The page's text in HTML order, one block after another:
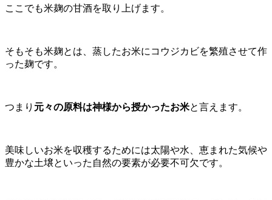
ここでも米麹の甘酒を取り上げます。
そもそも米麹とは、蒸したお米にコウジカビを繁殖させて作
った麹です。
つまり 元々の原料は神様から授かったお米と言えます。
美味しいお米を収穫するためには太陽や水、恵まれた気候や
豊かな土壌といった自然の要素が必要不可欠です。